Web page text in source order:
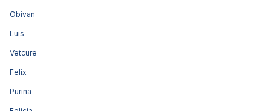
Obivan
Luis
Vetcure
Felix
Purina